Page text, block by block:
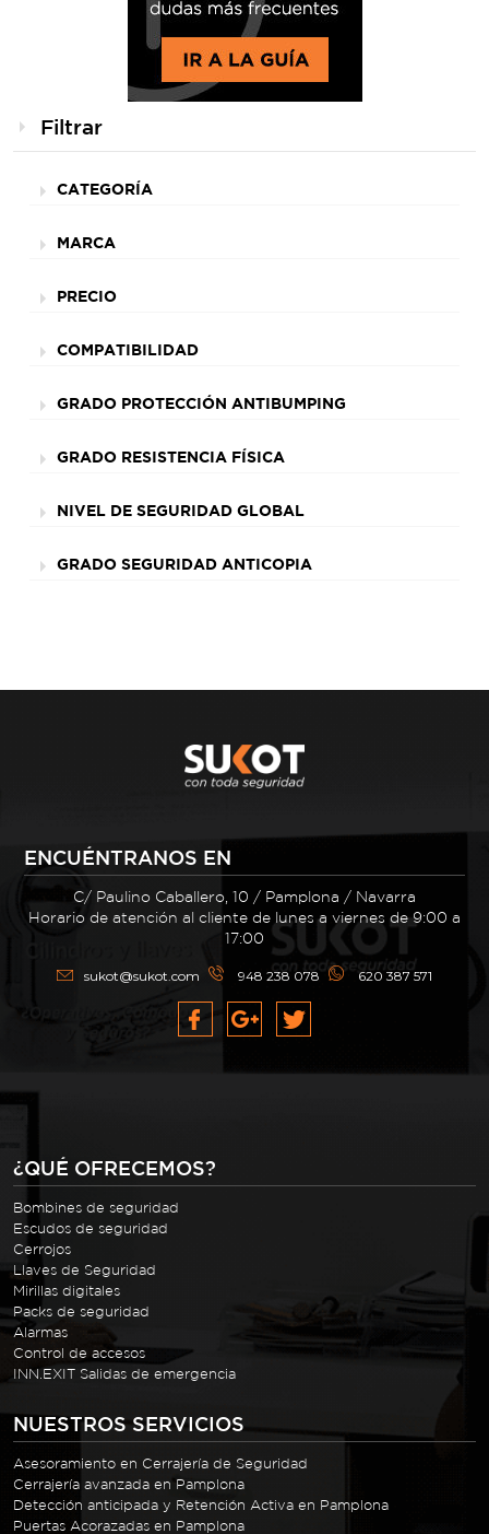
Filtrar
CATEGORÍA
MARCA
PRECIO
COMPATIBILIDAD
GRADO PROTECCIÓN ANTIBUMPING
GRADO RESISTENCIA FÍSICA
NIVEL DE SEGURIDAD GLOBAL
GRADO SEGURIDAD ANTICOPIA
ENCUÉNTRANOS EN
C/ Paulino Caballero, 10 / Pamplona / Navarra
Horario de atención al cliente de lunes a viernes de 9:00 a
17:00
sukot@sukot.com 948 238 078 620 387 571
¿QUÉ OFRECEMOS?
Bombines de seguridad
Escudos de seguridad
Cerrojos
Llaves de Seguridad
Mirillas digitales
Packs de seguridad
Alarmas
Control de accesos
INN.EXIT Salidas de emergencia
NUESTROS SERVICIOS
Asesoramiento en Cerrajería de Seguridad
Cerrajería avanzada en Pamplona
Detección anticipada y Retención Activa en Pamplona
Puertas Acorazadas en Pamplona